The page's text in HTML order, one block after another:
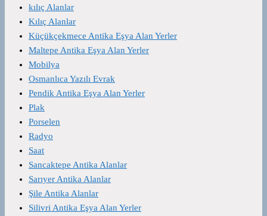
kılıç Alanlar
Kılıç Alanlar
Küçükçekmece Antika Eşya Alan Yerler
Maltepe Antika Eşya Alan Yerler
Mobilya
Osmanlıca Yazılı Evrak
Pendik Antika Eşya Alan Yerler
Plak
Porselen
Radyo
Saat
Sancaktepe Antika Alanlar
Sarıyer Antika Alanlar
Şile Antika Alanlar
Silivri Antika Eşya Alan Yerler